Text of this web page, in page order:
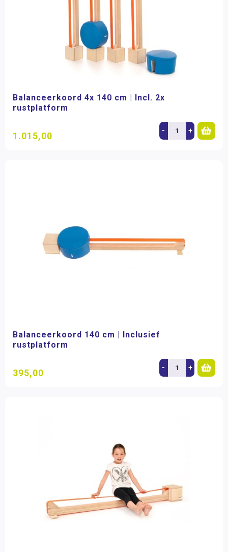
Balanceerkoord 4x 140 cm | Incl. 2x
rustplatform
1.015,00 - +
Balanceerkoord 140 cm | Inclusief
rustplatform
395,00 - +